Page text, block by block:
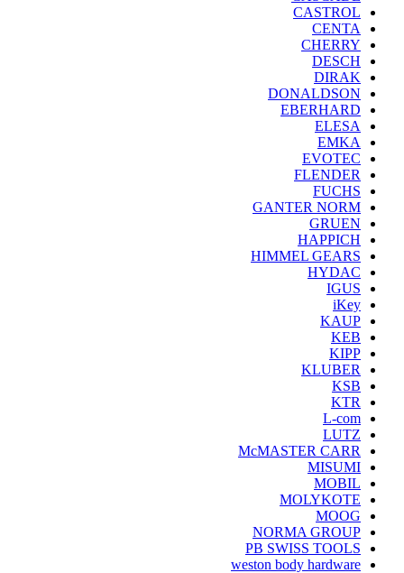
CASTROL
CENTA
CHERRY
DESCH
DIRAK
DONALDSON
EBERHARD
ELESA
EMKA
EVOTEC
FLENDER
FUCHS
GANTER NORM
GRUEN
HAPPICH
HIMMEL GEARS
HYDAC
IGUS
iKey
KAUP
KEB
KIPP
KLUBER
KSB
KTR
L-com
LUTZ
McMASTER CARR
MISUMI
MOBIL
MOLYKOTE
MOOG
NORMA GROUP
PB SWISS TOOLS
weston body hardware